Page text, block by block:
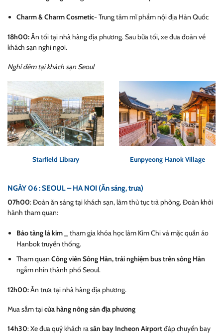
Charm & Charm Cosmetic-Trung tâm mĩ phẩm nội địa Hàn Quốc
18h00:Ăn tối tại nhà hàng địa phương. Sau bữa tối, xe đưa đoàn về
khách sạn nghỉ ngơi.
Nghỉ đêm tại khách sạn Seoul
Starfield Library Eunpyeong Hanok Village
NGÀY 06 : SEOUL – HA NOI (Ăn sáng, trưa)
07h00: Đoàn ăn sáng tại khách sạn, làm thủ tục trả phòng. Đoàn khởi
hành tham quan:
Bảo tàng lá kim
_ tham gia khóa học làm Kim Chi và mặc quần áo
Hanbok truyền thống.
Tham quan Công viên Sông Hàn, trải nghiệm bus trên sông Hàn
ngắm nhìn thành phố Seoul.
12h00:Ăn trưa tại nhà hàng địa phương.
Mua sắm tạicửa hàng nông sản địa phương
14h30: Xe đưa quý khách rasân bay Incheon Airportđáp chuyến bay